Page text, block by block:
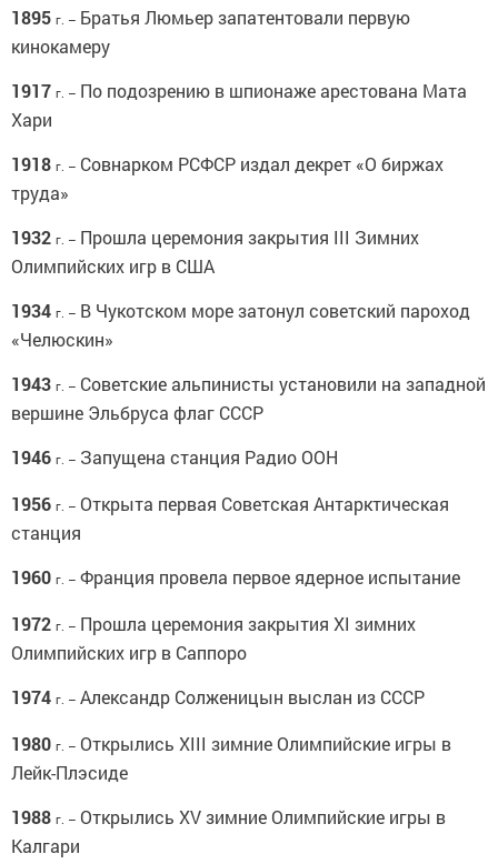
1895 г. – Братья Люмьер запатентовали первую
кинокамеру
1917 г. – По подозрению в шпионаже арестована Мата
Хари
1918 г. – Совнарком РСФСР издал декрет «О биржах
труда»
1932 г. – Прошла церемония закрытия III Зимних
Олимпийских игр в США
1934 г. – В Чукотском море затонул советский пароход
«Челюскин»
1943 г. – Советские альпинисты установили на западной
вершине Эльбруса флаг СССР
1946 г. – Запущена станция Радио ООН
1956 г. – Открыта первая Советская Антарктическая
станция
1960 г. – Франция провела первое ядерное испытание
1972 г. – Прошла церемония закрытия XI зимних
Олимпийских игр в Саппоро
1974 г. – Александр Солженицын выслан из СССР
1980 г. – Открылись XIII зимние Олимпийские игры в
Лейк-Плэсиде
1988 г. – Открылись XV зимние Олимпийские игры в
Калгари